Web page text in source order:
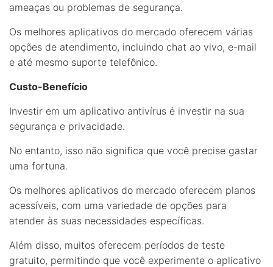
ameaças ou problemas de segurança.
Os melhores aplicativos do mercado oferecem várias
opções de atendimento, incluindo chat ao vivo, e-mail
e até mesmo suporte telefônico.
Custo-Benefício
Investir em um aplicativo antivírus é investir na sua
segurança e privacidade.
No entanto, isso não significa que você precise gastar
uma fortuna.
Os melhores aplicativos do mercado oferecem planos
acessíveis, com uma variedade de opções para
atender às suas necessidades específicas.
Além disso, muitos oferecem períodos de teste
gratuito, permitindo que você experimente o aplicativo